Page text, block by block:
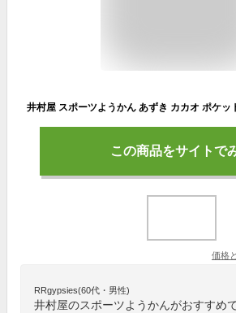
この商品をサイトで
価格
RRgypsies(60代・男性)
井村屋のスポーツようかんがおすすめ